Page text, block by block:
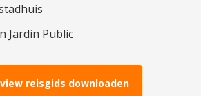
Jardin Public
reisgids downloaden